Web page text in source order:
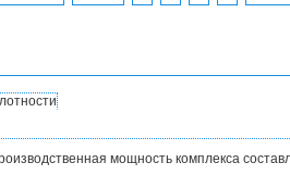
мощность комплекса